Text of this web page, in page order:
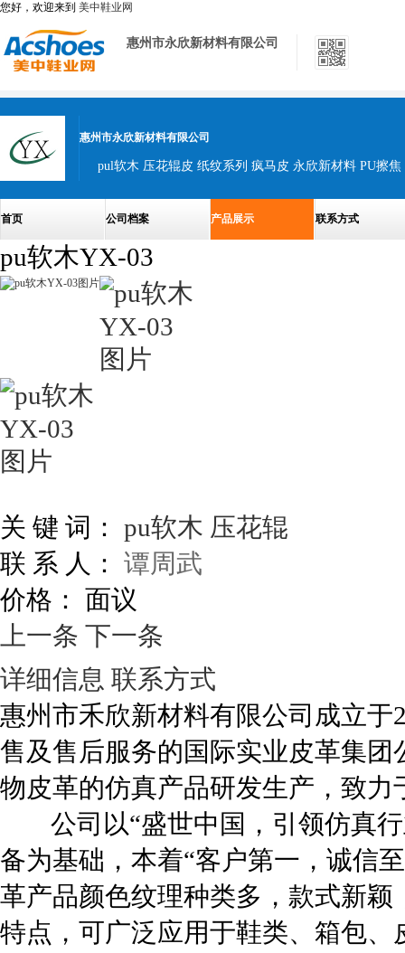
您好，欢迎来到 美中鞋业网
惠州市永欣新材料有限公司
惠州市永欣新材料有限公司
pul软木 压花辊皮 纸纹系列 疯马皮 永欣新材料 PU擦焦
首页 公司档案 产品展示 联系方式
pu软木YX-03
关 键 词： pu软木 压花辊
联 系 人： 谭周武
价格： 面议
上一条 下一条
详细信息 联系方式
惠州市禾欣新材料有限公司成立
售及售后服务的国际实业皮革集
物皮革的仿真产品研发生产，致
公司以“盛世中国，引领仿真行
备为基础，本着“客户第一，诚信
革产品颜色纹理种类多，款式新
特点，可广泛应用于鞋类、箱包